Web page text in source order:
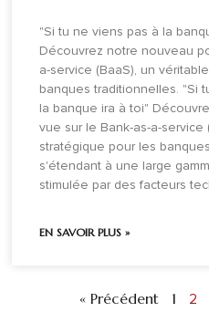
"Si tu ne viens pas à la
Découvrez notre nouveau
a-service (BaaS), un
banques traditionnelles. "Si
la banque ira à toi"
vue sur le Bank-as-a-
stratégique pour les
s'étendant à une large
stimulée par des facteurs
EN SAVOIR PLUS »
« Précédent 1 2